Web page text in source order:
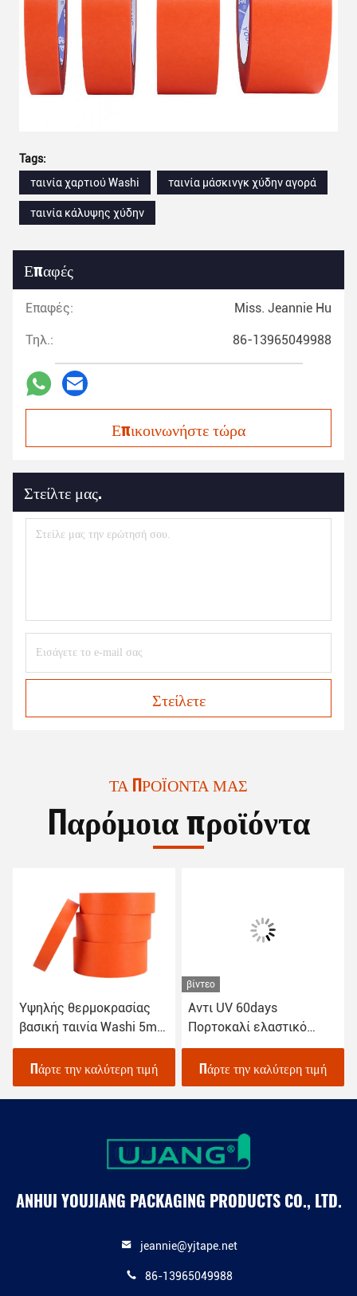
Tags:
ταινία χαρτιού Washi
ταινία μάσκινγκ χύδην αγορά
ταινία κάλυψης χύδην
Επαφές
Επαφές: Miss. Jeannie Hu
Τηλ.: 86-13965049988
Επικοινωνήστε τώρα
Στείλτε μας.
Στείλετε
ΤΑ ΠΡΟΪΌΝΤΑ ΜΑΣ
Παρόμοια προϊόντα
Υψηλής θερμοκρασίας
βασική ταινία Washi 5mm
για βαφή αυτοκινήτων
Πάρτε την καλύτερη τιμή
βίντεο
Αντι UV 60days
Πορτοκαλί ελαστικό
κολλήματος υψηλής
ιξώδους Washi ταινία
μάσκα
Πάρτε την καλύτερη τιμή
ANHUI YOUJIANG PACKAGING PRODUCTS CO., LTD.
jeannie@yjtape.net
86-13965049988